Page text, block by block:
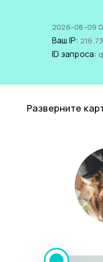
2026-08-09
Ваш IP:
ID запроса:
Разверните